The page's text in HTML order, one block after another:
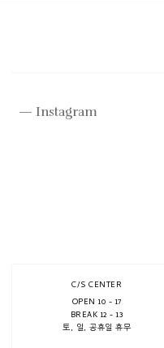
Instagram
C/S CENTER
OPEN 10 - 17
BREAK 12 - 13
토, 일, 공휴일 휴무